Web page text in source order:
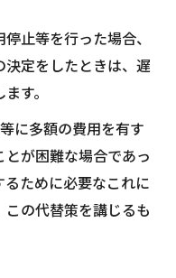
止等を行った場合、
決定をしたときは、遅
す。
に多額の費用を有す
が困難な場合であっ
ために必要なこれに
の代替策を講じるも